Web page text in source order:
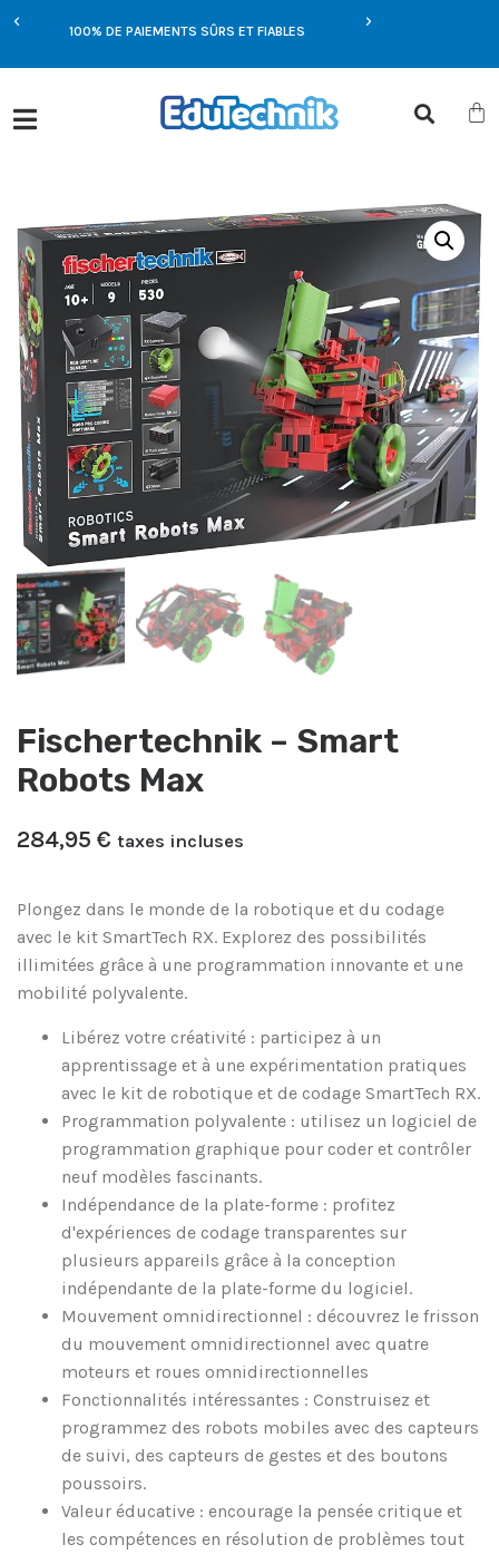
100% DE PAIEMENTS SÛRS ET FIABLES
Fischertechnik – Smart
Robots Max
284,95 € taxes incluses
Plongez dans le monde de la robotique et du codage
avec le kit SmartTech RX. Explorez des possibilités
illimitées grâce à une programmation innovante et une
mobilité polyvalente.
Libérez votre créativité : participez à un
apprentissage et à une expérimentation pratiques
avec le kit de robotique et de codage SmartTech RX.
Programmation polyvalente : utilisez un logiciel de
programmation graphique pour coder et contrôler
neuf modèles fascinants.
Indépendance de la plate-forme : profitez
d'expériences de codage transparentes sur
plusieurs appareils grâce à la conception
indépendante de la plate-forme du logiciel.
Mouvement omnidirectionnel : découvrez le frisson
du mouvement omnidirectionnel avec quatre
moteurs et roues omnidirectionnelles
Fonctionnalités intéressantes : Construisez et
programmez des robots mobiles avec des capteurs
de suivi, des capteurs de gestes et des boutons
poussoirs.
Valeur éducative : encourage la pensée critique et
les compétences en résolution de problèmes tout